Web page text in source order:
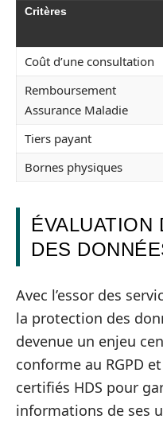
Critères
Coût d’une consultation
Remboursement
Assurance Maladie
Tiers payant
Bornes physiques
ÉVALUATION
DES
Avec l’essor des
la protection des
devenue un enjeu
conforme au RGPD
certifiés HDS pour
informations de ses